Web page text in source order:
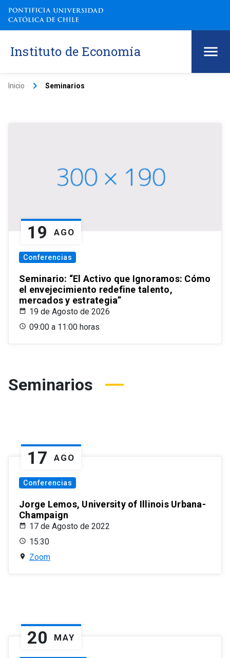
Instituto de Economía
Inicio keyboard_arrow_right Seminarios
19 AGO
Conferencias
Seminario: “El Activo que Ignoramos: Cómo
el envejecimiento redefine talento,
mercados y estrategia”
19 de Agosto de 2026
09:00 a 11:00 horas
Seminarios
17 AGO
Conferencias
Jorge Lemos, University of Illinois Urbana-
Champaign
17 de Agosto de 2022
15:30
Zoom
20 MAY